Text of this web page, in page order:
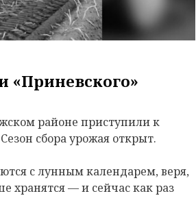
«Приневского»
районе приступили к
сбора урожая открыт.
с лунным календарем, веря,
хранятся — и сейчас как раз